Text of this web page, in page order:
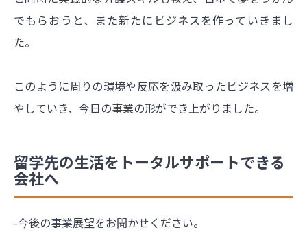
でもらおうと、また新たにビジネスを作っていきまし
た。
このように周りの環境や反応を汲み取ったビジネスを増
やしていき、今日の事業の形ができ上がりました。
留学先の生活をトータルサポートできる
会社へ
-今後の事業展望をお聞かせください。